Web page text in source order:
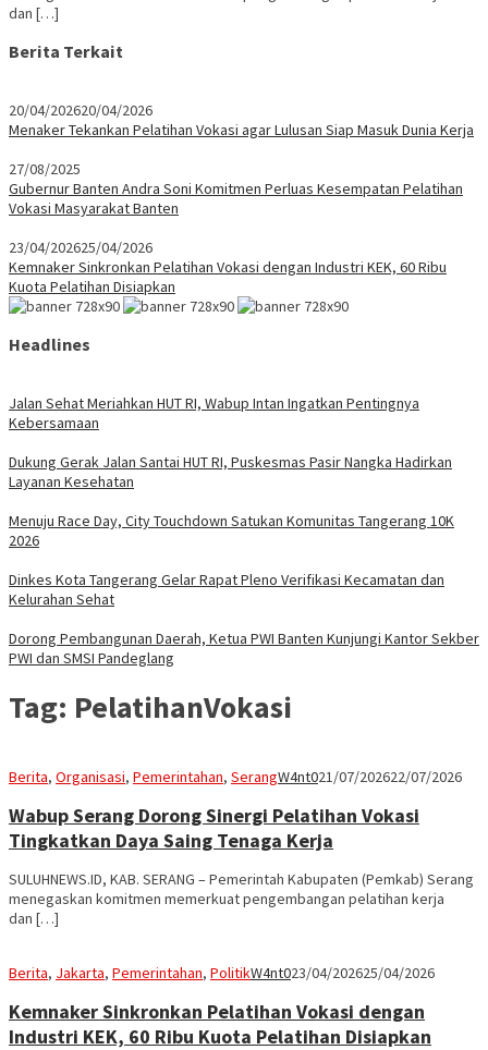
dan […]
Berita Terkait
20/04/202620/04/2026
Menaker Tekankan Pelatihan Vokasi agar Lulusan Siap Masuk Dunia Kerja
27/08/2025
Gubernur Banten Andra Soni Komitmen Perluas Kesempatan Pelatihan
Vokasi Masyarakat Banten
23/04/202625/04/2026
Kemnaker Sinkronkan Pelatihan Vokasi dengan Industri KEK, 60 Ribu
Kuota Pelatihan Disiapkan
Headlines
Jalan Sehat Meriahkan HUT RI, Wabup Intan Ingatkan Pentingnya
Kebersamaan
Dukung Gerak Jalan Santai HUT RI, Puskesmas Pasir Nangka Hadirkan
Layanan Kesehatan
Menuju Race Day, City Touchdown Satukan Komunitas Tangerang 10K
2026
Dinkes Kota Tangerang Gelar Rapat Pleno Verifikasi Kecamatan dan
Kelurahan Sehat
Dorong Pembangunan Daerah, Ketua PWI Banten Kunjungi Kantor Sekber
PWI dan SMSI Pandeglang
Tag: PelatihanVokasi
Berita, Organisasi, Pemerintahan, SerangW4nt021/07/202622/07/2026
Wabup Serang Dorong Sinergi Pelatihan Vokasi
Tingkatkan Daya Saing Tenaga Kerja
SULUHNEWS.ID, KAB. SERANG – Pemerintah Kabupaten (Pemkab) Serang
menegaskan komitmen memerkuat pengembangan pelatihan kerja
dan […]
Berita, Jakarta, Pemerintahan, PolitikW4nt023/04/202625/04/2026
Kemnaker Sinkronkan Pelatihan Vokasi dengan
Industri KEK, 60 Ribu Kuota Pelatihan Disiapkan